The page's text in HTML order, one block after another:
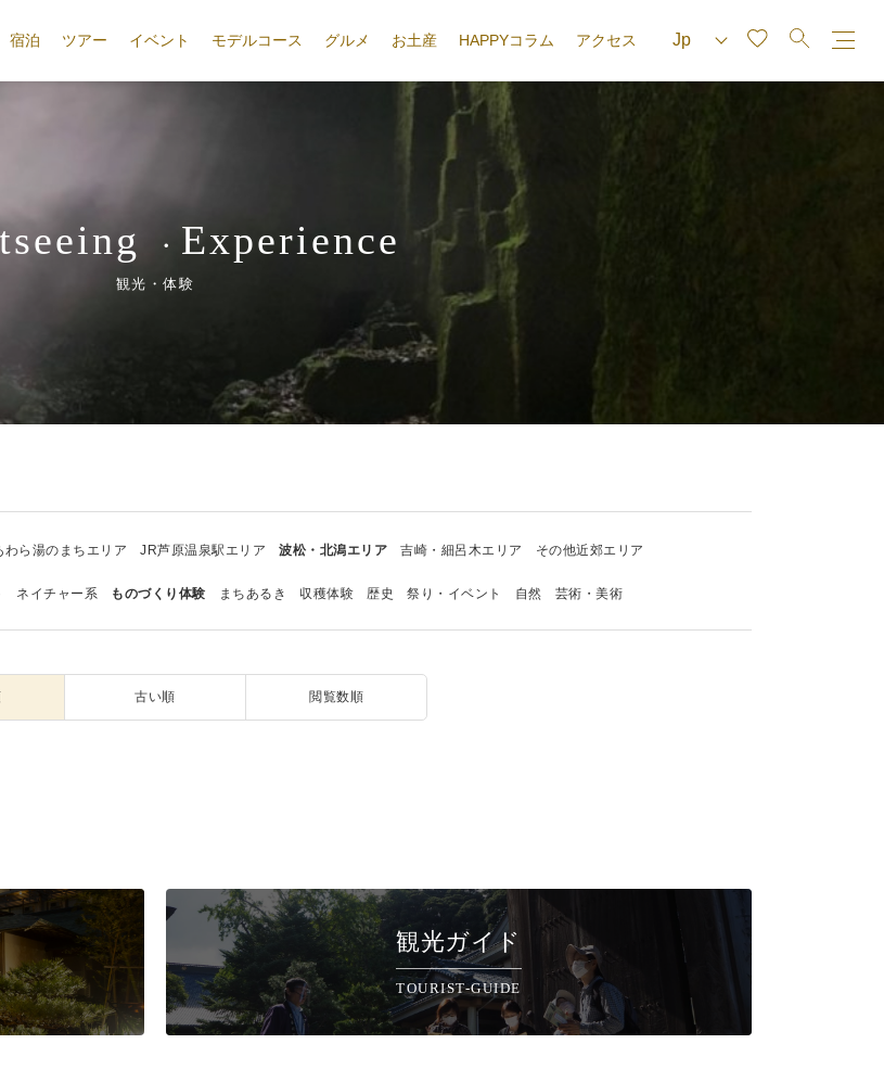
宿泊 ツアー イベント モデルコース グルメ お土産 HAPPYコラム アクセス
・ Experience
観光・体験
わら湯のまちエリア JR芦原温泉駅エリア 波松・北潟エリア 吉崎・細呂木エリア その他近郊エリア
ネイチャー系 ものづくり体験 まちあるき 収穫体験 歴史 祭り・イベント 自然 芸術・美術
古い順 閲覧数順
観光ガイド
TOURIST-GUIDE